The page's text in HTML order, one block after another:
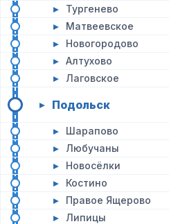
▸ Тургенево
▸ Матвеевское
▸ Новогородово
▸ Алтухово
▸ Лаговское
▸ Подольск
▸ Шарапово
▸ Любучаны
▸ Новосёлки
▸ Костино
▸ Правое Ящерово
▸ Липицы